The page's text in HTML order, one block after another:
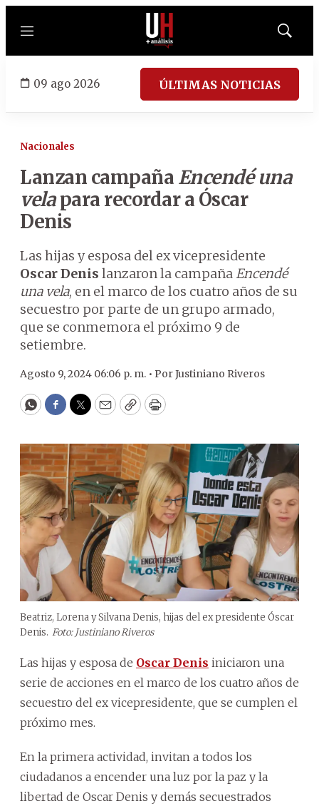
Menú
Mostrar
09 ago 2026 ÚLTIMAS NOTICIAS
Nacionales
Lanzan campaña Encendé una
velapara recordar a Óscar
Denis
Las hijas y esposa del ex vicepresidente
Oscar Denis lanzaron la campañaEncendé
una vela, en el marco de los cuatro años de su
secuestro por parte de un grupo armado,
que se conmemora el próximo 9 de
setiembre.
Agosto 9, 2024 06:06 p. m. • PorJustiniano Riveros
WhatsApp
Facebook
Twitter
EmailCopyPrint
Beatriz, Lorena y Silvana Denis, hijas del ex presidente Óscar
Denis. Foto: Justiniano Riveros
Las hijas y esposa de Oscar Denis iniciaron una
serie de acciones en el marco de los cuatro años de
secuestro del ex vicepresidente, que se cumplen el
próximo mes.
En la primera actividad, invitan a todos los
ciudadanos a encender una luz por la paz y la
libertad de Oscar Denis y demás secuestrados